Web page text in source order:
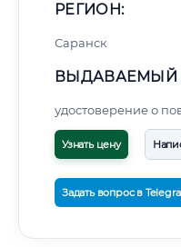
РЕГИОН:
Саранск
ВЫДАВАЕМЫЙ
удостоверение о
Узнать цену
Задать вопрос в